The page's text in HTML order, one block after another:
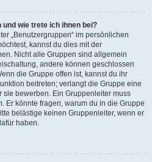
wie trete ich ihnen bei?
„Benutzergruppen“ im persönlichen
kannst du dies mit der
Nicht alle Gruppen sind allgemein
andere können geschlossen
die Gruppe offen ist, kannst du ihr
beitreten; verlangt die Gruppe eine
sie bewerben. Ein Gruppenleiter muss
Er könnte fragen, warum du in die Gruppe
belästige keinen Gruppenleiter, wenn er
haben.